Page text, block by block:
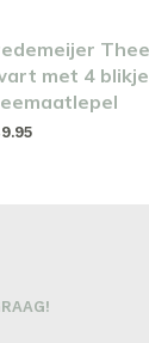
met 4